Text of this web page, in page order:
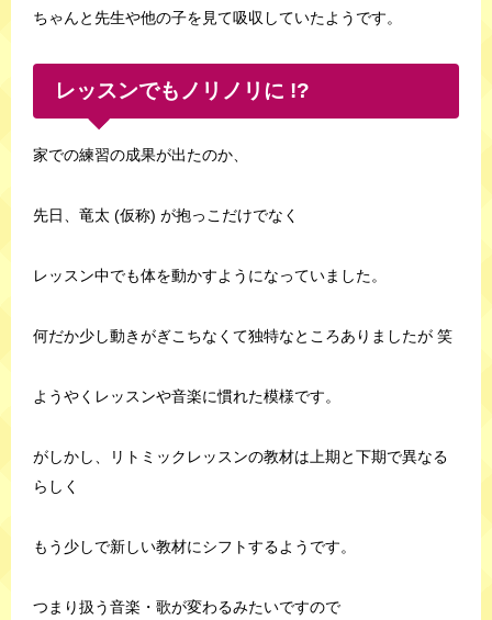
ちゃんと先生や他の子を見て吸収していたようです。
レッスンでもノリノリに !?
家での練習の成果が出たのか、
先日、竜太 (仮称) が抱っこだけでなく
レッスン中でも体を動かすようになっていました。
何だか少し動きがぎこちなくて独特なところありましたが 笑
ようやくレッスンや音楽に慣れた模様です。
がしかし、リトミックレッスンの教材は上期と下期で異なる
らしく
もう少しで新しい教材にシフトするようです。
つまり扱う音楽・歌が変わるみたいですので